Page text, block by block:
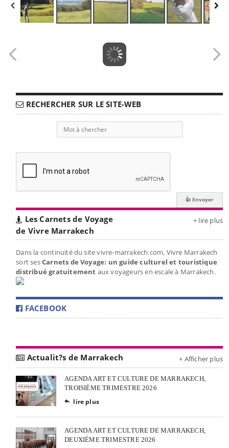
RECHERCHER SUR LE SITE-WEB
Les Carnets de Voyage
de Vivre Marrakech
+ lire plus
Dans la continuité du site vivre-marrakech.com, Vivre Marrakech
sort sesCarnets de Voyage: un guide culturel et touristique
distribué gratuitement aux voyageurs en escale à Marrakech.
FACEBOOK
Actualit?s de Marrakech + Afficher plus
AGENDA ART ET CULTURE DE MARRAKECH,
TROISIÈME TRIMESTRE 2026
 lire plus
AGENDA ART ET CULTURE DE MARRAKECH,
DEUXIÈME TRIMESTRE 2026